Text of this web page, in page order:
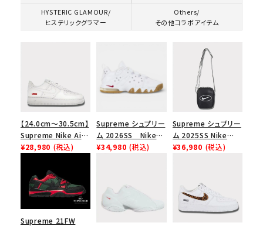
絞り込んで検索する
HYSTERIC GLAMOUR/
ヒステリックグラマー
Others/
その他コラボアイテム
【24.0cm～30.5cm】
Supreme Nike Air
Force 1 Low シュプ
ース１スニーカー シ
ューズ ホワイト
¥28,980 (税込)
Supreme シュプリー
ム 2026SS Nike
SB Air Max 2 CB 94
¥34,980 (税込)
Supreme シュプリー
ム 2025SS Nike
Leather Shoulder
¥36,980 (税込)
Supreme 21FW